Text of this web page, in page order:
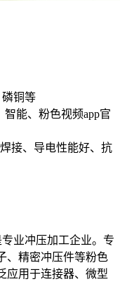
铜等
能、粉色视频app官
接、导电性能好、抗
业冲压加工企业。专
、精密冲压件等粉色
应用于连接器、微型